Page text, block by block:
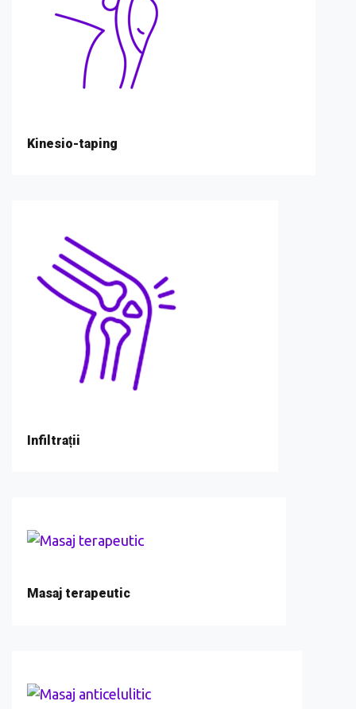
Kinesio-taping
Infiltrații
Masaj terapeutic